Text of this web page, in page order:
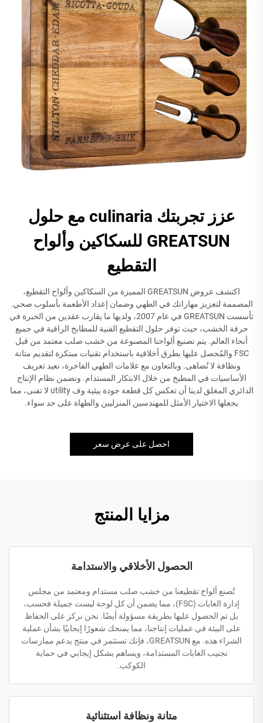
عزز تجربتك culinaria مع حلول
GREATSUN للسكاكين وألواح
التقطيع
اكتشف عروض GREATSUN المميزة من السكاكين وألواح التقطيع،
المصممة لتعزيز مهاراتك في الطهي وضمان إعداد الأطعمة بأسلوب صحي.
تأسست GREATSUN في عام 2007، ولديها ما يقارب عقدين من الخبرة في
حرفة الخشب، حيث توفر حلول التقطيع الفنية للمطابخ الراقية في جميع
أنحاء العالم. يتم تصنيع ألواحنا المصنوعة من خشب صلب معتمد من قبل
FSC والمُحصل عليها بطرق أخلاقية باستخدام تقنيات مبتكرة لتقديم متانة
ونظافة لا تُضاهى. وبالتعاون مع علامات الطهي الفاخرة، نعيد تعريف
الأساسيات في المطبخ من خلال الابتكار المستدام. ونضمن نظام الإنتاج
الدائري المغلق لدينا أن تعكس كل قطعة جودة بيئية وف utility لا تفنى، مما
يجعلها الاختيار الأمثل للمهندسين المنزليين والطهاة على حد سواء.
احصل على عرض سعر
مزايا المنتج
الحصول الأخلاقي والاستدامة
تُصنع ألواح تقطيعنا من خشب صلب مستدام ومعتمد من مجلس
إدارة الغابات (FSC)، مما يضمن أن كل لوحة ليست جميلة فحسب،
بل تم الحصول عليها بطريقة مسؤولة أيضًا. نحن نركز على الحفاظ
على البيئة في عمليات إنتاجنا، مما يمنحك شعورًا إيجابيًا بشأن عملية
الشراء هذه. مع GREATSUN، فإنك تستثمر في منتج يدعم ممارسات
تجنيب الغابات المستدامة، ويساهم بشكل إيجابي في حماية
الكوكب.
متانة ونظافة استثنائية